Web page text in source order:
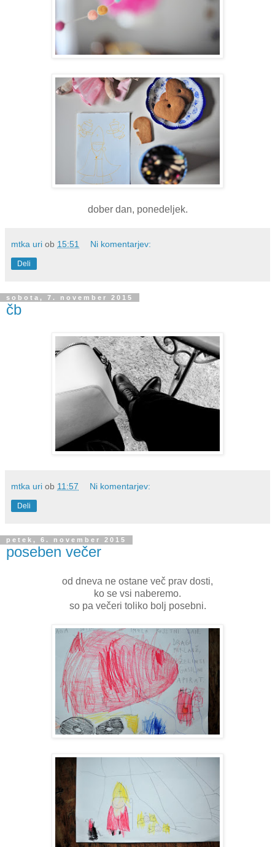
dober dan, ponedeljek.
mtka uri ob 15:51 Ni komentarjev:
Deli
sobota, 7. november 2015
čb
mtka uri ob 11:57 Ni komentarjev:
Deli
petek, 6. november 2015
poseben večer
od dneva ne ostane več prav dosti,
ko se vsi naberemo.
so pa večeri toliko bolj posebni.